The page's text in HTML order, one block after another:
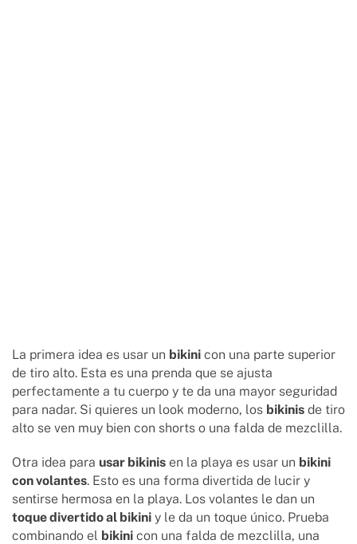
La primera idea es usar un bikini con una parte superior
de tiro alto. Esta es una prenda que se ajusta
perfectamente a tu cuerpo y te da una mayor seguridad
para nadar. Si quieres un look moderno, los bikinis de tiro
alto se ven muy bien con shorts o una falda de mezclilla.
Otra idea para usar bikinis en la playa es usar un bikini
con volantes. Esto es una forma divertida de lucir y
sentirse hermosa en la playa. Los volantes le dan un
toque divertido al bikini y le da un toque único. Prueba
combinando el bikini con una falda de mezclilla, una